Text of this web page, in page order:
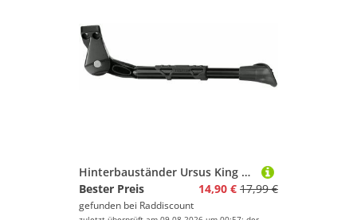
Hinterbauständer Ursus King 26-28 Zoll 40 mm
Bester Preis
14,90 € 17,99 €
gefunden bei Raddiscount